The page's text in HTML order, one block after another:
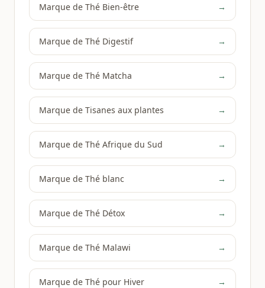
Marque de Thé Bien-être →
Marque de Thé Digestif →
Marque de Thé Matcha →
Marque de Tisanes aux plantes →
Marque de Thé Afrique du Sud →
Marque de Thé blanc →
Marque de Thé Détox →
Marque de Thé Malawi →
Marque de Thé pour Hiver →